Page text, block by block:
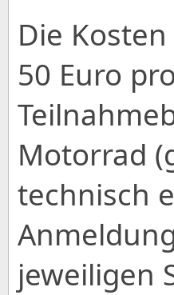
Die
50 Euro
Motorrad
technisch
jeweiligen